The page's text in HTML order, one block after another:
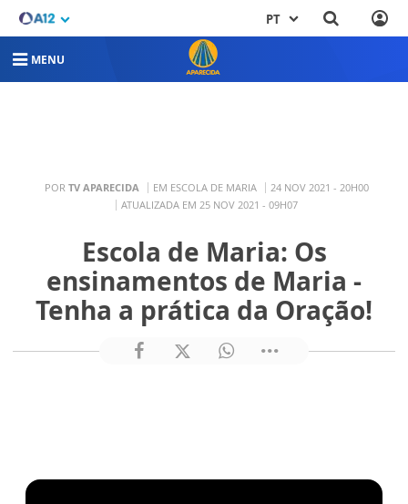
PT
MENU
POR TV APARECIDA EM ESCOLA DE MARIA
24 NOV 2021 - 20H00
ATUALIZADA EM 25 NOV 2021 - 09H07
Escola de Maria: Os
ensinamentos de Maria -
Tenha a prática da Oração!